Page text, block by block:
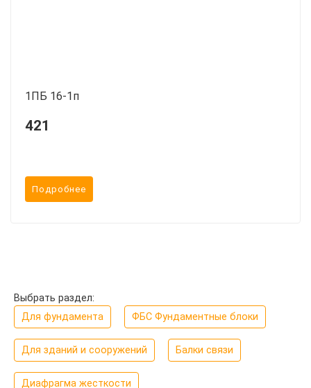
1ПБ 16-1п
421
Подробнее
Выбрать раздел:
Для фундамента
ФБС Фундаментные блоки
Для зданий и сооружений Балки связи
Диафрагма жесткости